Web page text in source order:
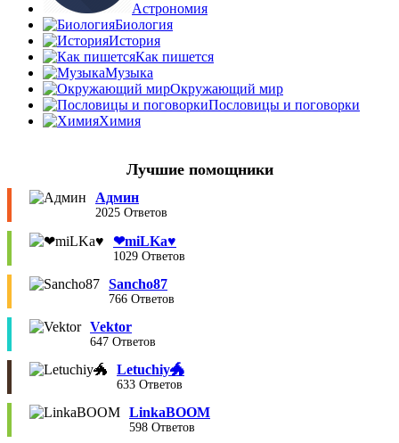
Астрономия
Биология
История
Как пишется
Музыка
Окружающий мир
Пословицы и поговорки
Химия
Лучшие помощники
Админ
2025 Ответов
❤︎miLKa♥︎
1029 Ответов
Sancho87
766 Ответов
Vektor
647 Ответов
Letuchiy🐲
633 Ответов
LinkaBOOM
598 Ответов